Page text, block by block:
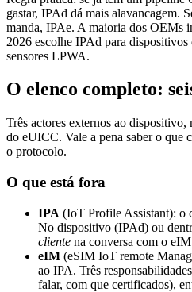
gastar, IPAd dá mais alavancagem.
manda, IPAe. A maioria dos OEMs
2026 escolhe IPAd para dispositivos
sensores LPWA.
O elenco completo:
Três actores externos ao
do eUICC. Vale a pena saber o que
o protocolo.
O que está fora
IPA (IoT Profile Assistant): o
No dispositivo (IPAd) ou
cliente na conversa com o
eIM (eSIM IoT remote
ao IPA. Três
falar, com que certificados),